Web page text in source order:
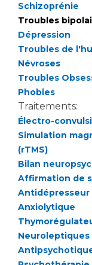
Schizoprénie
Troubles
Dépression
Troubles de
Névroses
Troubles
Phobies
Traitements:
Électro-
Simulation
(rTMS)
Bilan
Affirmation de
Antidépresseur
Anxiolytique
Neuroleptiques